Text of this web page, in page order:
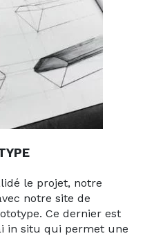
le projet, notre
notre site de
Ce dernier est
in situ qui permet une